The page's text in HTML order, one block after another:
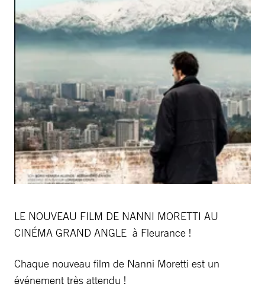
LE NOUVEAU FILM DE NANNI MORETTI AU
CINÉMA GRAND ANGLE à Fleurance !
Chaque nouveau film de Nanni Moretti est un
événement très attendu !